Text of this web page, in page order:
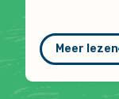
Meer lezen